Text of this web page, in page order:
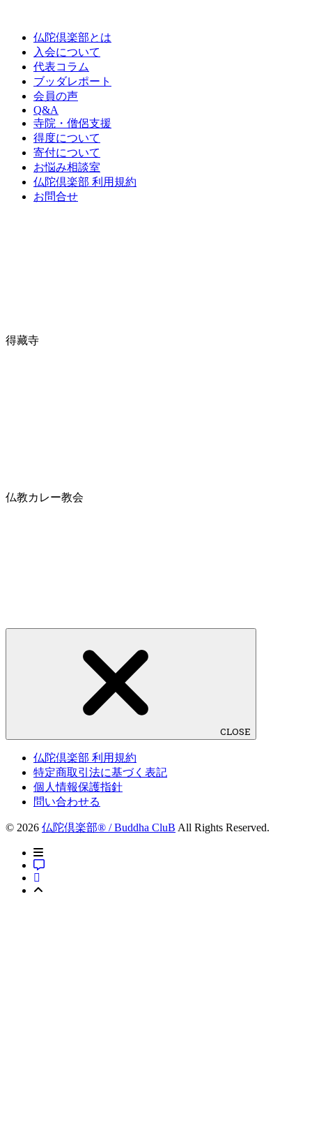
仏陀倶楽部とは
入会について
代表コラム
ブッダレポート
会員の声
Q&A
寺院・僧侶支援
得度について
寄付について
お悩み相談室
仏陀倶楽部 利用規約
お問合せ
得藏寺
仏教カレー教会
CLOSE
仏陀倶楽部 利用規約
特定商取引法に基づく表記
個人情報保護指針
問い合わせる
© 2026 仏陀倶楽部® / Buddha CluB All Rights Reserved.